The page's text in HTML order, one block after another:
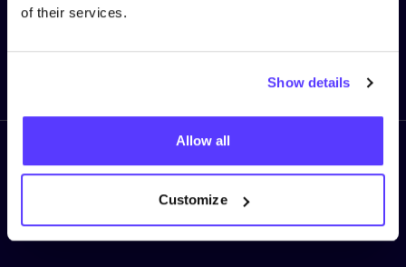
of their services.
Show details
Allow all
Customize
Folge uns